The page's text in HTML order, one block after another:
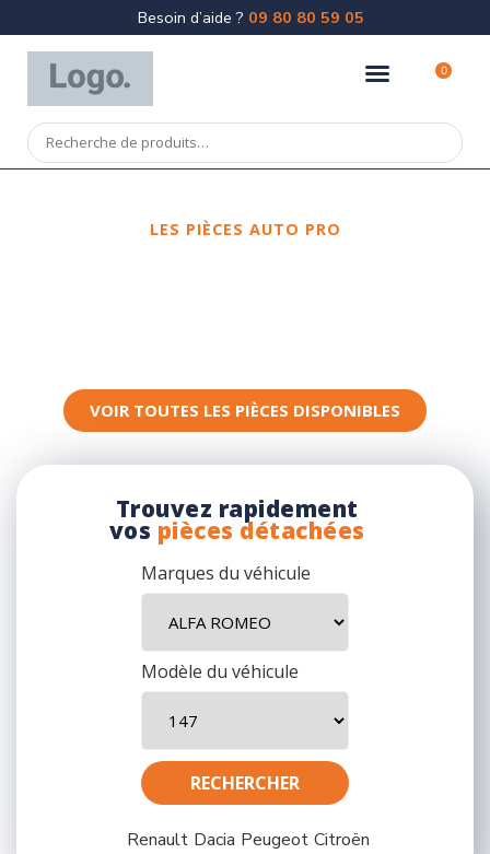
Besoin d’aide ? 09 80 80 59 05
0
LES PIÈCES AUTO PRO
VOIR TOUTES LES PIÈCES DISPONIBLES
Trouvez rapidement
vos pièces détachées
Marques du véhicule
Modèle du véhicule
Renault Dacia Peugeot Citroën